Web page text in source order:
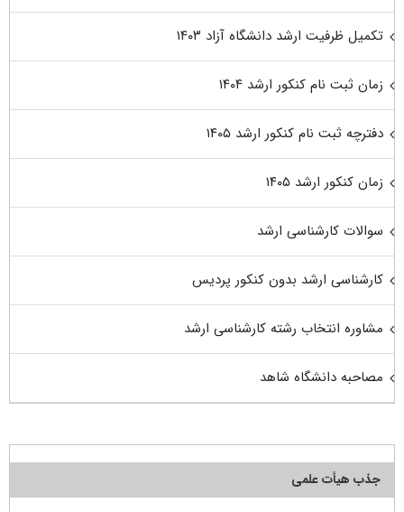
تکمیل ظرفیت ارشد دانشگاه آزاد ۱۴۰۳
زمان ثبت نام کنکور ارشد ۱۴۰۴
دفترچه ثبت نام کنکور ارشد ۱۴۰۵
زمان کنکور ارشد ۱۴۰۵
سوالات کارشناسی ارشد
کارشناسی ارشد بدون کنکور پردیس
مشاوره انتخاب رشته کارشناسی ارشد
مصاحبه دانشگاه شاهد
جذب هیأت علمی